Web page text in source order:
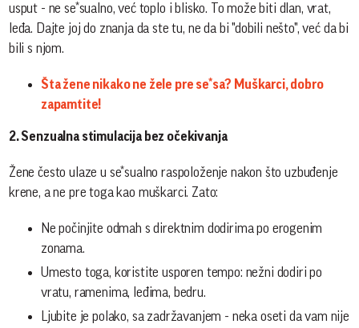
usput - ne se*sualno, već toplo i blisko. To može biti dlan, vrat,
leđa. Dajte joj do znanja da ste tu, ne da bi "dobili nešto", već da bi
bili s njom.
Šta žene nikako ne žele pre se*sa? Muškarci, dobro
zapamtite!
2. Senzualna stimulacija bez očekivanja
Žene često ulaze u se*sualno raspoloženje nakon što uzbuđenje
krene, a ne pre toga kao muškarci. Zato:
Ne počinjite odmah s direktnim dodirima po erogenim
zonama.
Umesto toga, koristite usporen tempo: nežni dodiri po
vratu, ramenima, leđima, bedru.
Ljubite je polako, sa zadržavanjem - neka oseti da vam nije